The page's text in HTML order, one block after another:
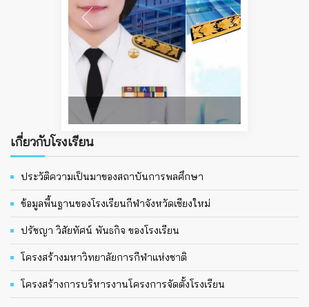
นายธิปนที ออนศรี
เกี่ยวกับโรงเรียน
ประวัติความเป็นมาของสถาบันการพลศึกษา
ข้อมูลพื้นฐานของโรงเรียนกีฬาจังหวัดเชียงใหม่
ปรัชญา วิสัยทัศน์ พันธกิจ ของโรงเรียน
โครงสร้างมหาวิทยาลัยการกีฬาแห่งชาติ
โครงสร้างการบริหารงานโครงการจัดตั้งโรงเรียน